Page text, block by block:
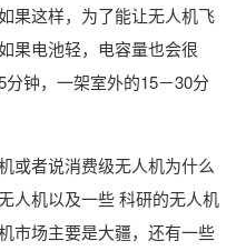
果这样，为了能让无人机飞
果电池轻，电容量也会很
钟，一架室外的15－30分
或者说消费级无人机为什么
人机以及一些 科研的无人机
市场主要是大疆，还有一些